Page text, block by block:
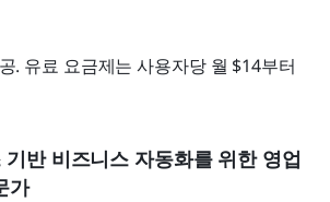
. 유료 요금제는 사용자당 월 $14부터
반 비즈니스 자동화를 위한 영업
가